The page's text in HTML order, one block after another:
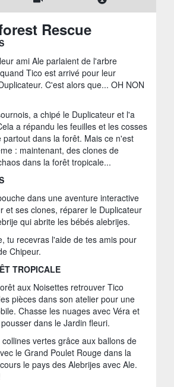
Rescue
ami Ale parlaient de l'arbre
Tico est arrivé pour leur
C'est alors que... OH NON
a chipé le Duplicateur et l'a
a répandu les feuilles et les cosses
partout dans la forêt. Mais ce n'est
: maintenant, des clones de
dans la forêt tropicale...
dans une aventure interactive
et ses clones, réparer le Duplicateur
qui abrite les bébés alebrijes.
tu recevras l'aide de tes amis pour
Chipeur.
TROPICALE
aux Noisettes retrouver Tico
pièces dans son atelier pour une
Chasse les nuages avec Véra et
dans le Jardin fleuri.
vertes grâce aux ballons de
le Grand Poulet Rouge dans la
le pays des Alebrijes avec Ale.